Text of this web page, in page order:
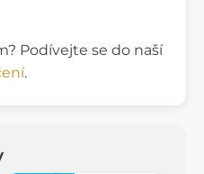
Podívejte se do naší
.